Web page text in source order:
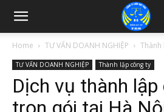
Home TƯ VẤN DOANH NGHIỆP Thành
TƯ VẤN DOANH NGHIỆP Thành lập công ty
Dịch vụ thành